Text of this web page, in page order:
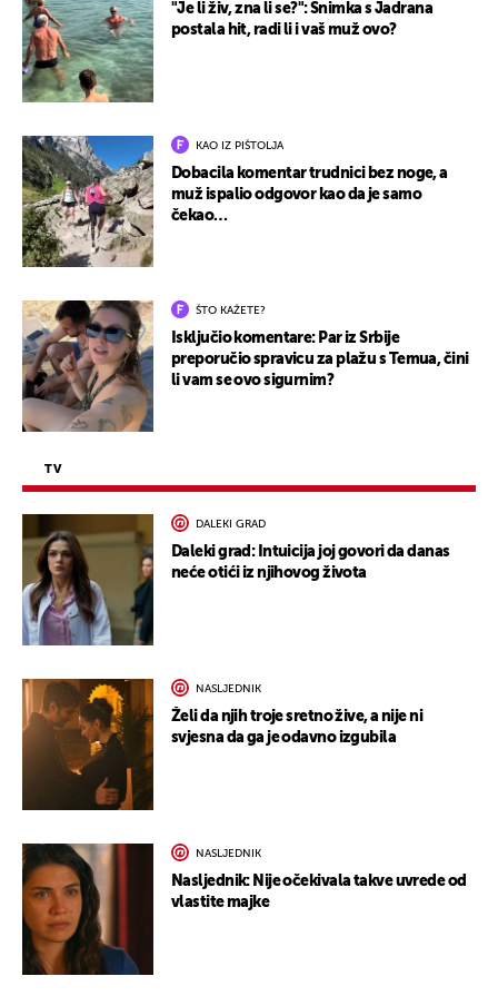
"Je li živ, zna li se?": Snimka s Jadrana
postala hit, radi li i vaš muž ovo?
KAO IZ PIŠTOLJA
Dobacila komentar trudnici bez noge, a
muž ispalio odgovor kao da je samo
čekao…
ŠTO KAŽETE?
Isključio komentare: Par iz Srbije
preporučio spravicu za plažu s Temua, čini
li vam se ovo sigurnim?
TV
DALEKI GRAD
Daleki grad: Intuicija joj govori da danas
neće otići iz njihovog života
NASLJEDNIK
Želi da njih troje sretno žive, a nije ni
svjesna da ga je odavno izgubila
NASLJEDNIK
Nasljednik: Nije očekivala takve uvrede od
vlastite majke